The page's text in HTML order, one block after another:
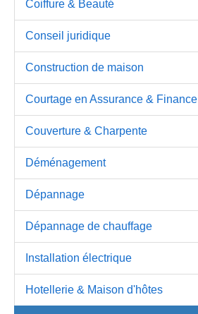
Coiffure & Beauté
Conseil juridique
Construction de maison
Courtage en Assurance & Finance
Couverture & Charpente
Déménagement
Dépannage
Dépannage de chauffage
Installation électrique
Hotellerie & Maison d'hôtes